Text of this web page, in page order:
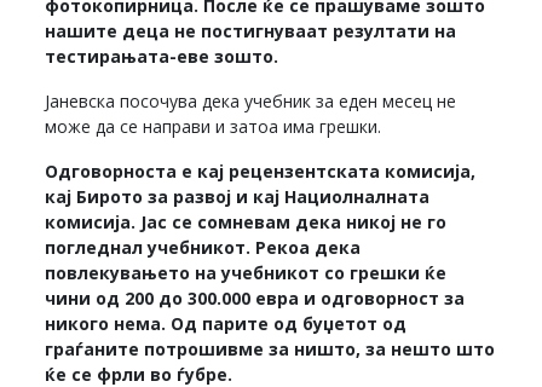
фотокопирница. После ќе се прашуваме зошто
нашите деца не постигнуваат резултати на
тестирањата-еве зошто.
Јаневска посочува дека учебник за еден месец не
може да се направи и затоа има грешки.
Одговорноста е кај рецензентската комисија,
кај Бирото за развој и кај Нациолналната
комисија. Јас се сомневам дека никој не го
погледнал учебникот. Рекоа дека
повлекувањето на учебникот со грешки ќе
чини од 200 до 300.000 евра и одговорност за
никого нема. Од парите од буџетот од
граѓаните потрошивме за ништо, за нешто што
ќе се фрли во ѓубре.